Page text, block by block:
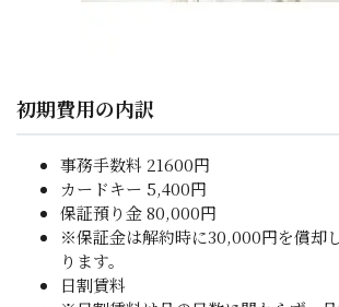
初期費用の内訳
事務手数料 21600円
カードキー 5,400円
保証預り金 80,000円
※保証金は解約時に30,000円を償却
ります。
日割賃料